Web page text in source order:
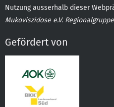
Nutzung ausserhalb dieser
Mukoviszidose e.V.
Gefördert von